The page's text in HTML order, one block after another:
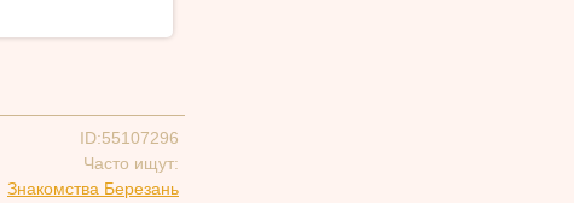
ID:55107296
Часто ищут:
Знакомства Березань